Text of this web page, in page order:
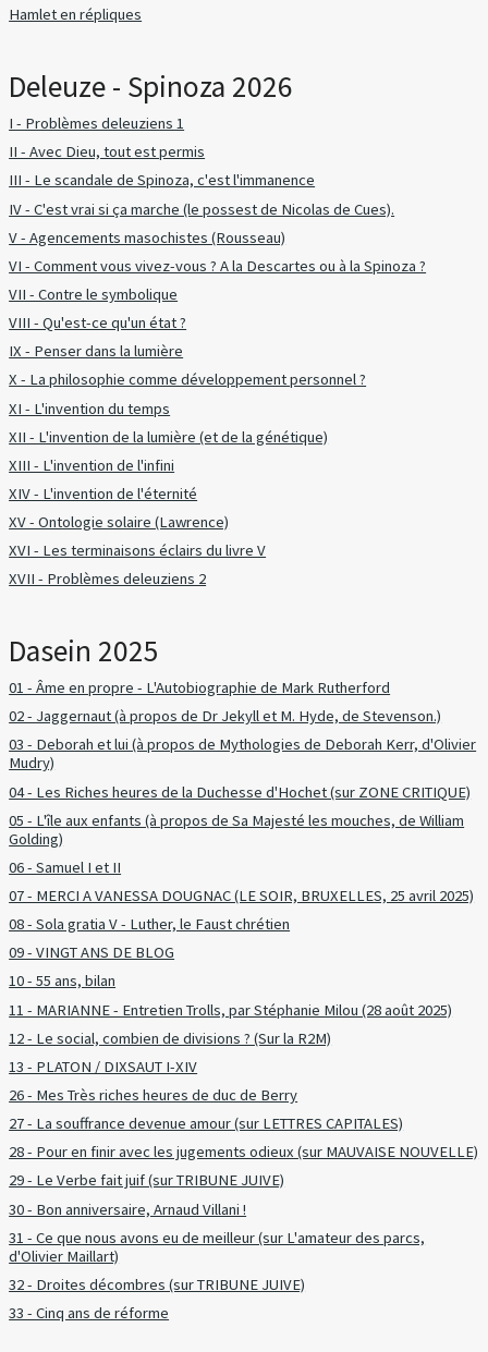
Hamlet en répliques
Deleuze - Spinoza 2026
I - Problèmes deleuziens 1
II - Avec Dieu, tout est permis
III - Le scandale de Spinoza, c'est l'immanence
IV - C'est vrai si ça marche (le possest de Nicolas de Cues).
V - Agencements masochistes (Rousseau)
VI - Comment vous vivez-vous ? A la Descartes ou à la Spinoza ?
VII - Contre le symbolique
VIII - Qu'est-ce qu'un état ?
IX - Penser dans la lumière
X - La philosophie comme développement personnel ?
XI - L'invention du temps
XII - L'invention de la lumière (et de la génétique)
XIII - L'invention de l'infini
XIV - L'invention de l'éternité
XV - Ontologie solaire (Lawrence)
XVI - Les terminaisons éclairs du livre V
XVII - Problèmes deleuziens 2
Dasein 2025
01 - Âme en propre - L'Autobiographie de Mark Rutherford
02 - Jaggernaut (à propos de Dr Jekyll et M. Hyde, de Stevenson.)
03 - Deborah et lui (à propos de Mythologies de Deborah Kerr, d'Olivier
Mudry)
04 - Les Riches heures de la Duchesse d'Hochet (sur ZONE CRITIQUE)
05 - L'île aux enfants (à propos de Sa Majesté les mouches, de William
Golding)
06 - Samuel I et II
07 - MERCI A VANESSA DOUGNAC (LE SOIR, BRUXELLES, 25 avril 2025)
08 - Sola gratia V - Luther, le Faust chrétien
09 - VINGT ANS DE BLOG
10 - 55 ans, bilan
11 - MARIANNE - Entretien Trolls, par Stéphanie Milou (28 août 2025)
12 - Le social, combien de divisions ? (Sur la R2M)
13 - PLATON / DIXSAUT I-XIV
26 - Mes Très riches heures de duc de Berry
27 - La souffrance devenue amour (sur LETTRES CAPITALES)
28 - Pour en finir avec les jugements odieux (sur MAUVAISE NOUVELLE)
29 - Le Verbe fait juif (sur TRIBUNE JUIVE)
30 - Bon anniversaire, Arnaud Villani !
31 - Ce que nous avons eu de meilleur (sur L'amateur des parcs,
d'Olivier Maillart)
32 - Droites décombres (sur TRIBUNE JUIVE)
33 - Cinq ans de réforme